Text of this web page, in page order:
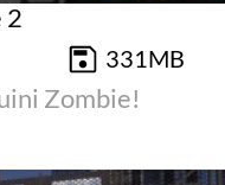
2
331MB
Zombie!